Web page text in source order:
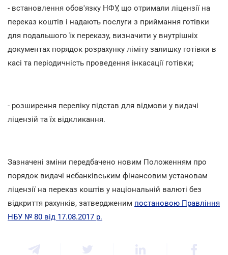
- встановлення обов'язку НФУ, що отримали ліцензії на
переказ коштів і надають послуги з приймання готівки
для подальшого їх переказу, визначити у внутрішніх
документах порядок розрахунку ліміту залишку готівки в
касі та періодичність проведення інкасації готівки;
- розширення переліку підстав для відмови у видачі
ліцензій та їх відкликання.
Зазначені зміни передбачено новим Положенням про
порядок видачі небанківським фінансовим установам
ліцензії на переказ коштів у національній валюті без
відкриття рахунків, затвердженим постановою Правління
НБУ № 80 від 17.08.2017 р.